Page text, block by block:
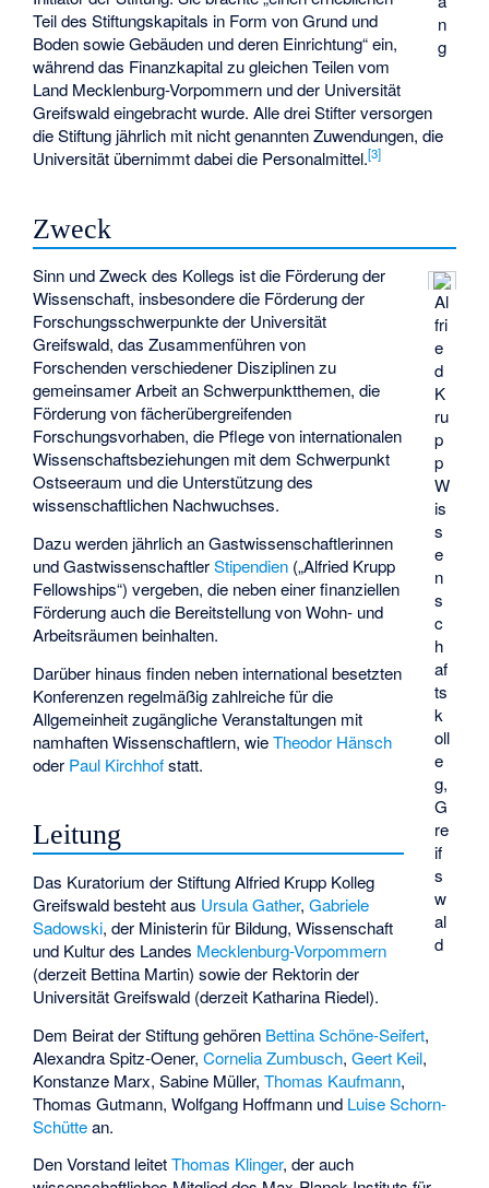
n
g
Teil des Stiftungskapitals in Form von Grund und
Boden sowie Gebäuden und deren Einrichtung“ ein,
während das Finanzkapital zu gleichen Teilen vom
Land Mecklenburg-Vorpommern und der Universität
Greifswald eingebracht wurde. Alle drei Stifter versorgen
die Stiftung jährlich mit nicht genannten Zuwendungen, die
Universität übernimmt dabei die Personalmittel.[3]
Zweck
Al
fri
e
d
K
ru
p
p
W
is
s
e
n
s
c
h
af
ts
k
oll
e
g,
G
re
if
s
w
al
d
Sinn und Zweck des Kollegs ist die Förderung der
Wissenschaft, insbesondere die Förderung der
Forschungsschwerpunkte der Universität
Greifswald, das Zusammenführen von
Forschenden verschiedener Disziplinen zu
gemeinsamer Arbeit an Schwerpunktthemen, die
Förderung von fächerübergreifenden
Forschungsvorhaben, die Pflege von internationalen
Wissenschaftsbeziehungen mit dem Schwerpunkt
Ostseeraum und die Unterstützung des
wissenschaftlichen Nachwuchses.
Dazu werden jährlich an Gastwissenschaftlerinnen
und GastwissenschaftlerStipendien („Alfried Krupp
Fellowships“) vergeben, die neben einer finanziellen
Förderung auch die Bereitstellung von Wohn- und
Arbeitsräumen beinhalten.
Darüber hinaus finden neben international besetzten
Konferenzen regelmäßig zahlreiche für die
Allgemeinheit zugängliche Veranstaltungen mit
namhaften Wissenschaftlern, wieTheodor Hänsch
oder Paul Kirchhofstatt.
Leitung
Das Kuratorium der Stiftung Alfried Krupp Kolleg
Greifswald besteht aus Ursula Gather,Gabriele
Sadowski, der Ministerin für Bildung, Wissenschaft
und Kultur des Landes Mecklenburg-Vorpommern
(derzeit Bettina Martin) sowie der Rektorin der
Universität Greifswald (derzeit Katharina Riedel).
Dem Beirat der Stiftung gehören Bettina Schöne-Seifert,
Alexandra Spitz-Oener,Cornelia Zumbusch,Geert Keil,
Konstanze Marx, Sabine Müller,Thomas Kaufmann,
Thomas Gutmann, Wolfgang Hoffmann und Luise Schorn-
Schüttean.
Den Vorstand leitetThomas Klinger, der auch